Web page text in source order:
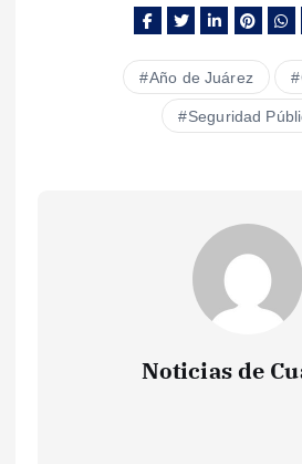
Año de Juárez
Seguridad
Noticias de